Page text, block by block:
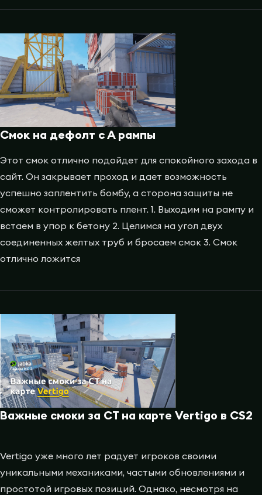
Смок на дефолт с А рампы
Этот смок отлично подойдет для спокойного захода в
сайт. Он закрывает проход и дает возможность
успешно заплентить бомбу, а сторона защиты не
сможет контролировать плент. 1. Выходим на рампу и
встаем в упор к бетону 2. Целимся на угол двух
соединенных желтых труб и бросаем смок 3. Смок
отлично ложится
Важные смоки за CT на карте Vertigo в CS2
Vertigo уже много лет радует игроков своими
уникальными механиками, частыми обновлениями и
простотой игровых позиций. Однако, несмотря на